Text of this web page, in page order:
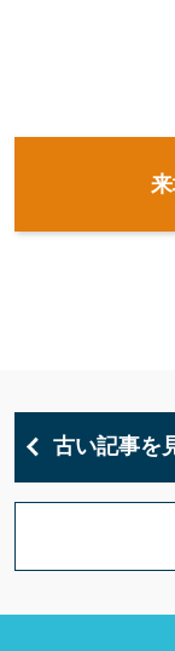
古い記事を